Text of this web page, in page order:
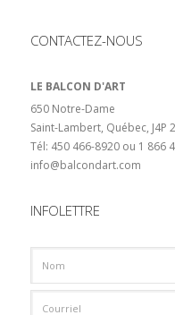
CONTACTEZ-NOUS
LE BALCON D'ART
650 Notre-Dame
Saint-Lambert, Québec, J4P
Tél: 450 466-8920 ou 1 866
info@balcondart.com
INFOLETTRE